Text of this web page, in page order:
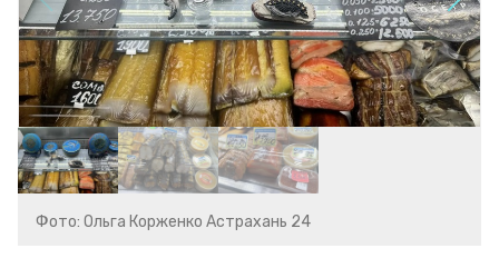
Фото: Ольга Корженко Астрахань 24